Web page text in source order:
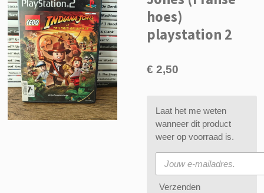
hoes)
playstation 2
€ 2,50
Laat het me weten
wanneer dit product
weer op voorraad is.
Verzenden